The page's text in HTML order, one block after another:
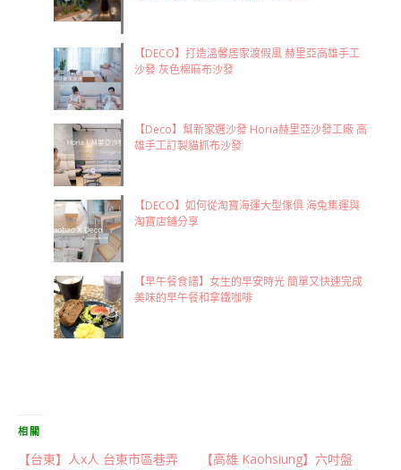
【DECO】打造溫馨居家渡假風 赫里亞高雄手工
沙發 灰色棉麻布沙發
【Deco】幫新家選沙發 Horia赫里亞沙發工廠 高
雄手工訂製貓抓布沙發
【DECO】如何從淘寶海運大型傢俱 海兔集運與
淘寶店鋪分享
【早午餐食譜】女生的早安時光 簡單又快速完成
美味的早午餐和拿鐵咖啡
相關
【台東】人x人 台東市區巷弄
【高雄 Kaohsiung】六吋盤